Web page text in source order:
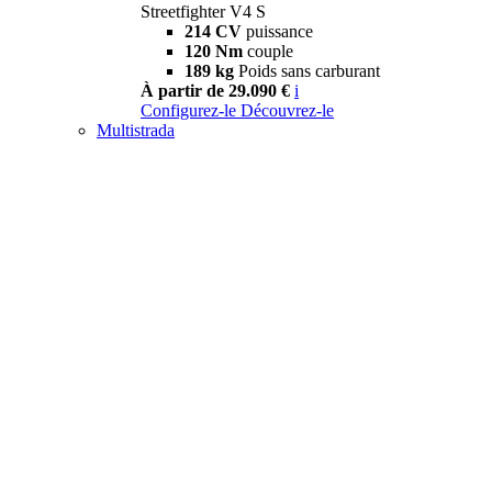
Streetfighter V4 S
214 CV puissance
120 Nm couple
189 kg Poids sans carburant
À partir de 29.090 € i
Configurez-le Découvrez-le
Multistrada